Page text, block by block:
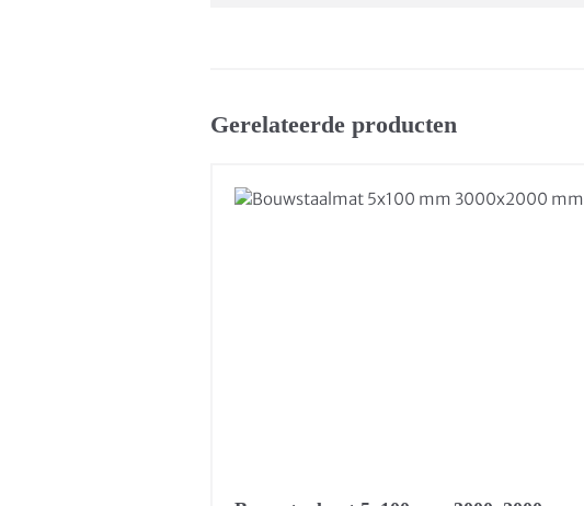
Gerelateerde producten